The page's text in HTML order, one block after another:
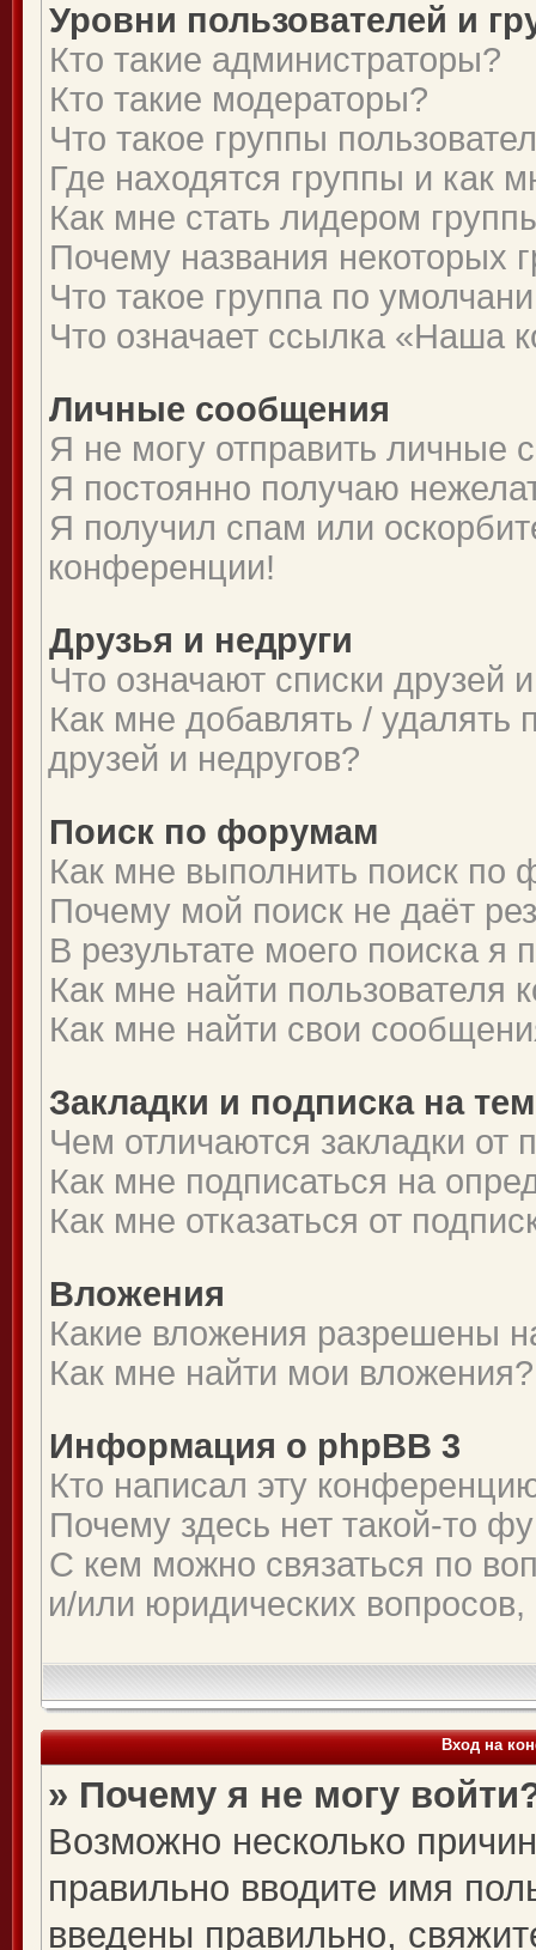
Уровни пользователей и
Кто такие администраторы?
Кто такие модераторы?
Что такое группы
Где находятся группы и как
Как мне стать лидером
Почему названия некоторых
Что такое группа по
Что означает ссылка «Наша
Личные сообщения
Я не могу отправить личные
Я постоянно получаю
Я получил спам или
конференции!
Друзья и недруги
Что означают списки друзей
Как мне добавлять / удалять
друзей и недругов?
Поиск по форумам
Как мне выполнить поиск
Почему мой поиск не даёт
В результате моего поиска я
Как мне найти пользователя
Как мне найти свои
Закладки и подписка на
Чем отличаются закладки от
Как мне подписаться на
Как мне отказаться от
Вложения
Какие вложения разрешены
Как мне найти мои вложения?
Информация о phpBB 3
Кто написал эту
Почему здесь нет такой-то
С кем можно связаться по
и/или юридических
Вход на
» Почему я не могу
Возможно несколько
правильно вводите имя
введены правильно,